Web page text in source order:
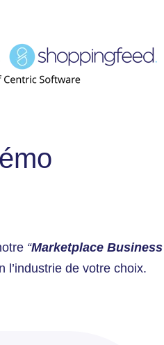
“Marketplace Business
l’industrie de votre choix.